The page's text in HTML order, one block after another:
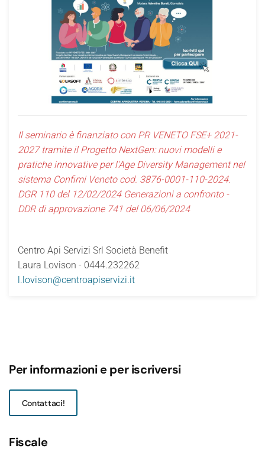
Il seminario è finanziato con PR VENETO FSE+ 2021-
2027 tramite il Progetto NextGen: nuovi modelli e
pratiche innovative per l'Age Diversity Management nel
sistema Confimi Veneto cod. 3876-0001-110-2024.
DGR 110 del 12/02/2024 Generazioni a confronto -
DDR di approvazione 741 del 06/06/2024
Centro Api Servizi Srl Società Benefit
Laura Lovison - 0444.232262
l.lovison@centroapiservizi.it
Per informazioni e per iscriversi
Contattaci!
Fiscale